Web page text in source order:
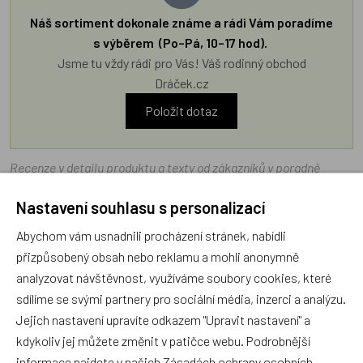
Náš sortiment dokonale známe a rádi Vám poradíme
s výběrem (Po–Pá, 10–17 hod).
Jsme tu vždy rádi pro Vás! Váš rodinný obchod
Dráček.cz
Položit dotaz
Recenze v detailu produktu a texty od zákazníků v poradně
e-shopu Dráček.cz texty zákazníků předem neschvaluje ani
neověřuje.
Zatím zde nejsou žádné dotazy. Buďte první, kdo se zeptá!
Nastavení souhlasu s personalizací
Abychom vám usnadnili procházení stránek, nabídli
přizpůsobený obsah nebo reklamu a mohli anonymně
analyzovat návštěvnost, využíváme soubory cookies, které
sdílíme se svými partnery pro sociální média, inzerci a analýzu.
Jejich nastavení upravíte odkazem "Upravit nastavení" a
kdykoliv jej můžete změnit v patičce webu. Podrobnější